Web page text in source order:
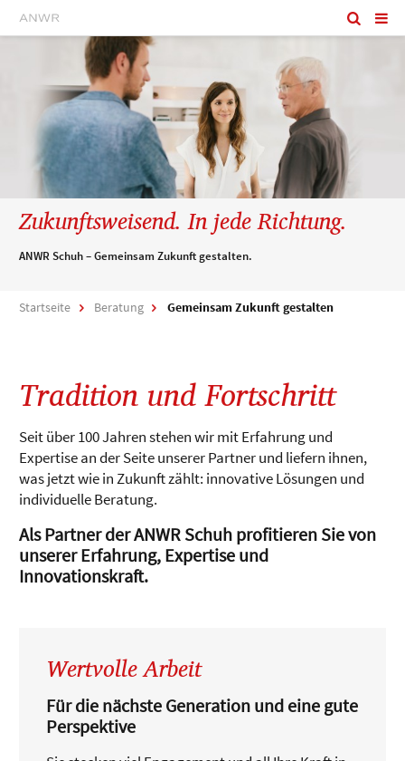
Zukunftsweisend. In jede Richtung.
ANWR Schuh – Gemeinsam Zukunft gestalten.
Startseite Beratung Gemeinsam Zukunft gestalten
Tradition und Fortschritt
Seit über 100 Jahren stehen wir mit Erfahrung und
Expertise an der Seite unserer Partner und liefern ihnen,
was jetzt wie in Zukunft zählt: innovative Lösungen und
individuelle Beratung.
Als Partner der ANWR Schuh profitieren Sie von
unserer Erfahrung, Expertise und
Innovationskraft.
Wertvolle Arbeit
Für die nächste Generation und eine gute
Perspektive